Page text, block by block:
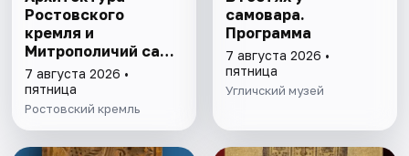
Ростовского
кремля и
Митрополичий сад,
выставка
"Митрополичье
варенье"
7 августа 2026 •
пятница
Ростовский кремль
самовара.
Программа
7 августа 2026 •
пятница
Угличский музей